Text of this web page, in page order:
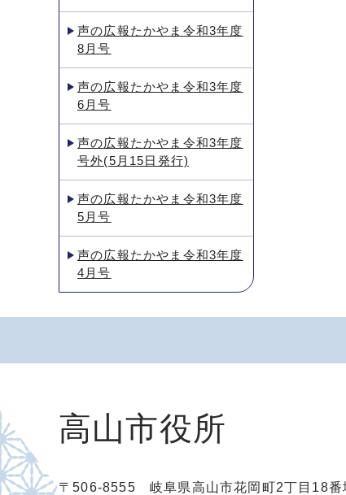
声の広報たかやま令和3年度
8月号
声の広報たかやま令和3年度
6月号
声の広報たかやま令和3年度
号外(5月15日発行)
声の広報たかやま令和3年度
5月号
声の広報たかやま令和3年度
4月号
高山市役所
〒506-8555 岐阜県高山市花岡町2丁目18